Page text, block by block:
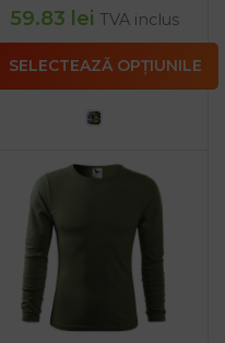
59.83 lei TVA inclus
SELECTEAZĂ OPȚIUNILE